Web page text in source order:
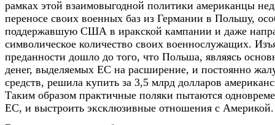
рамках этой взаимовыгодной политики американцы
переносе своих военных баз из Германии в Польшу,
поддержавшую США в иракской кампании и даже
символическое количество своих военнослужащих.
преданности дошло до того, что Польша, являясь
денег, выделяемых ЕС на расширение, и постоянно
средств, решила купить за 3,5 млрд долларов
Таким образом практичные поляки пытаются
ЕС, и выстроить эксклюзивные отношения с Америкой.